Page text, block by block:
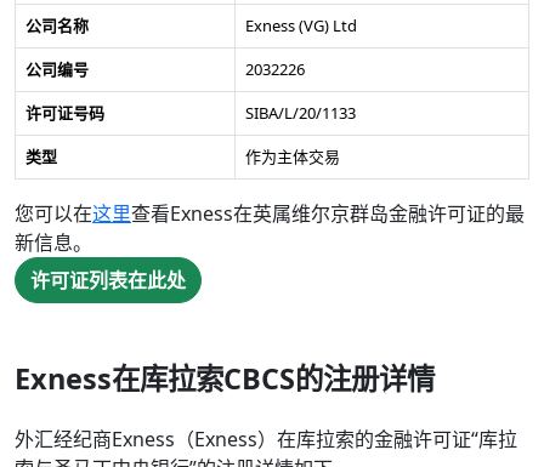
公司名称
Exness (VG) Ltd
公司编号
2032226
许可证号码
SIBA/L/20/1133
类型
作为主体交易
您可以在这里查看Exness在英属维尔京群岛金融许可证的最
新信息。
许可证列表在此处
Exness在库拉索CBCS的注册详情
外汇经纪商Exness（Exness）在库拉索的金融许可证“库拉